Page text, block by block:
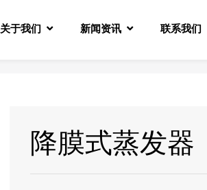
关于我们 新闻资讯 联系我们
降膜式蒸发器